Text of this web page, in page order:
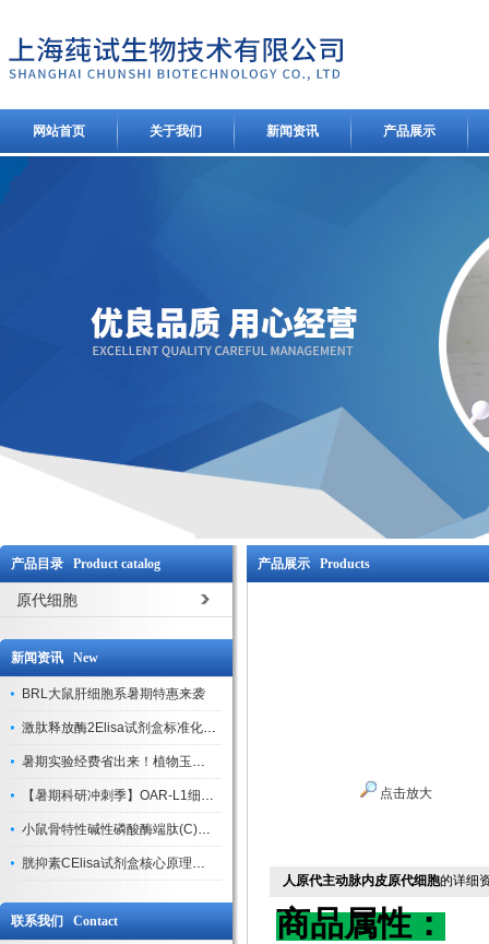
网站首页 关于我们 新闻资讯 产品展示
产品目录 Product catalog
原代细胞
新闻资讯 New
BRL大鼠肝细胞系暑期特惠来袭
激肽释放酶2Elisa试剂盒标准化实验操作与质控体系解析
暑期实验经费省出来！植物玉米索核苷（ZR ）elisa酶联免疫试剂盒
【暑期科研冲刺季】OAR-L1细胞专用培养基特惠，助力实验高效突破
小鼠骨特性碱性磷酸酶端肽(C)elisa试剂盒大促，骨科研人速囤
胱抑素CElisa试剂盒核心原理、产品特性与全流程操作规范详解
联系我们 Contact
产品展示 Products
点击放大
人原代主动脉内皮原代细胞的详细
商品属性：